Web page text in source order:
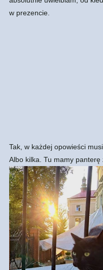
w prezencie.
Tak, w każdej opowieści
Albo kilka. Tu mamy panterę